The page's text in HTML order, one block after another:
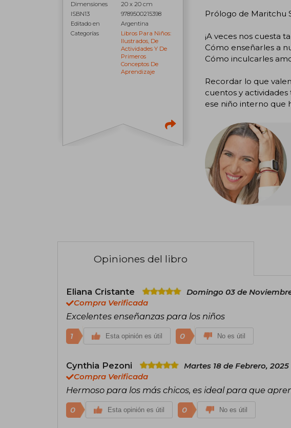
Dimensiones
20 x 20 cm
ISBN13
9789500215398
Editado en
Argentina
Categorías
Libros Para Niños:
Ilustrados, De
Actividades Y De
Primeros
Conceptos De
Aprendizaje
Prólogo de Maritchu
¡A veces nos cuesta
Cómo enseñarles a
Cómo inculcarles
Recordar lo que
cuentos y
ese niño interno que
Opiniones del libro
Eliana Cristante
Domingo 03 de
Compra Verificada
Excelentes enseñanzas para los niños
1 Esta opinión es útil 0 No es útil
Cynthia Pezoni
Martes 18 de Febrero, 2025
Compra Verificada
Hermoso para los más chicos, es ideal para que
0 Esta opinión es útil 0 No es útil